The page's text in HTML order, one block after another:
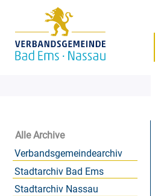
Alle Archive
Verbandsgemeindearchiv
Stadtarchiv Bad Ems
Stadtarchiv Nassau